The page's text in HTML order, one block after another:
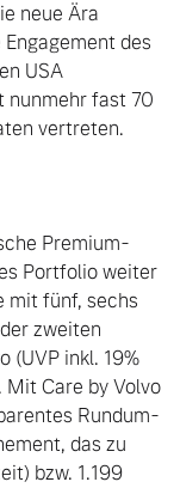
neue Ära
des
USA
nunmehr fast 70
vertreten.
Premium-
Portfolio weiter
mit fünf, sechs
zweiten
(UVP inkl. 19%
Care by Volvo
Rundum-
das zu
bzw. 1.199